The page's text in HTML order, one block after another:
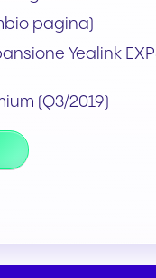
pagina)
Yealink
(Q3/2019)